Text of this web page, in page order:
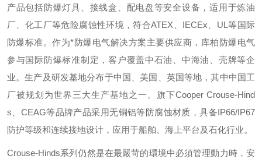
产品包括防爆灯具、接线盒、配电盘等安全设备，适用于炼油
厂、化工厂等危险腐蚀性环境，符合ATEX IECEx UL 等国际
防爆标准。作为*防爆电气解决方案主要供应商，库柏防爆电气
参与国际防爆标准制定，客户覆盖中石油、中海油、壳牌等企
业。生产及研发基地分布于中国、美国、英国等地，其中中国工
厂被规划为世界三大生产基地之一。旗下Cooper Crouse-Hind
s
CEAG等品牌产品采用无铜铝等防腐蚀材质，具备IP66/IP67
防护等级和连续接地设计，应用于船舶、海上平台及石化行业。
Crouse-Hinds系列仍然是在最嚴苛的環境中必須管理動力時，安